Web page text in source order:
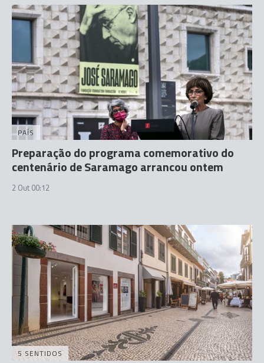
PAÍS
Preparação do programa comemorativo do
centenário de Saramago arrancou ontem
2 Out 00:12
5 SENTIDOS